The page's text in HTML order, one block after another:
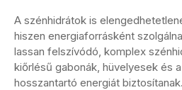
A szénhidrátok is
hiszen energiaforrásként
lassan felszívódó, komplex
kiőrlésű gabonák, hüvelyesek és
hosszantartó energiát